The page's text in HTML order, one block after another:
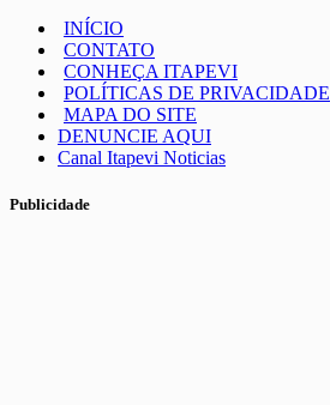
INÍCIO
CONTATO
CONHEÇA ITAPEVI
POLÍTICAS DE PRIVACIDADE
MAPA DO SITE
DENUNCIE AQUI
Canal Itapevi Noticias
Publicidade